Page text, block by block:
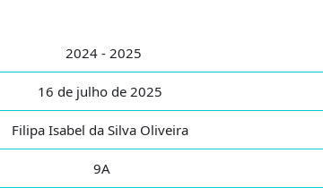
2024 - 2025
16 de julho de 2025
Filipa Isabel da Silva Oliveira
9A